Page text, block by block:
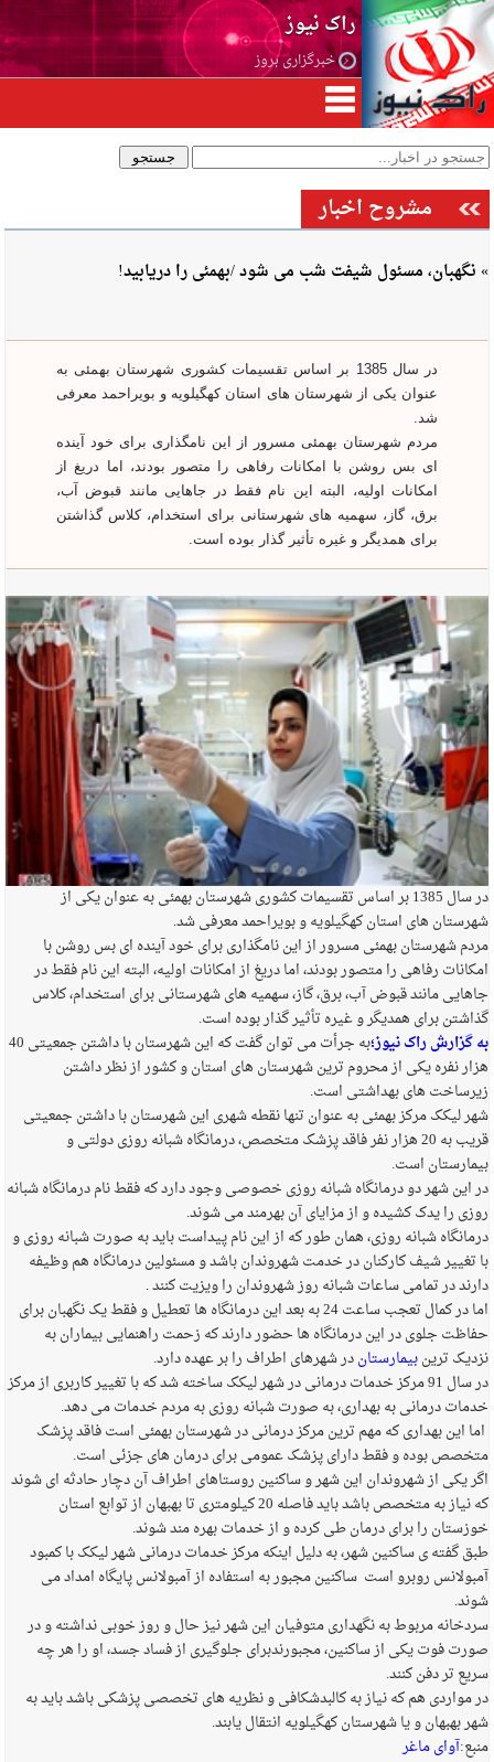
راک نیوز
خبرگزاری بروز
مشروح اخبار
» نگهبان، مسئول شیفت شب می شود /بهمئی را دریابید!
در سال 1385 بر اساس تقسیمات کشوری شهرستان بهمئی به
عنوان یکی از شهرستان های استان کهگیلویه و بویراحمد معرفی
شد.
مردم شهرستان بهمئی مسرور از این نامگذاری برای خود آینده
ای بس روشن با امکانات رفاهی را متصور بودند، اما دریغ از
امکانات اولیه، البته این نام فقط در جاهایی مانند قبوض آب،
برق، گاز، سهمیه های شهرستانی برای استخدام، کلاس گذاشتن
برای همدیگر و غیره تأثیر گذار بوده است.
در سال 1385 بر اساس تقسیمات کشوری شهرستان بهمئی به عنوان یکی از
شهرستان های استان کهگیلویه و بویراحمد معرفی شد.
مردم شهرستان بهمئی مسرور از این نامگذاری برای خود آینده ای بس روشن با
امکانات رفاهی را متصور بودند، اما دریغ از امکانات اولیه، البته این نام فقط در
جاهایی مانند قبوض آب، برق، گاز، سهمیه های شهرستانی برای استخدام، کلاس
گذاشتن برای همدیگر و غیره تأثیر گذار بوده است.
به گزارش راک نیوز؛
به جرأت می توان گفت که این شهرستان با داشتن جمعیتی 40
هزار نفره یکی از محروم ترین شهرستان های استان و کشور از نظر داشتن
زیرساخت های بهداشتی است.
شهر لیکک مرکز بهمئی به عنوان تنها نقطه شهری این شهرستان با داشتن جمعیتی
قریب به 20 هزار نفر فاقد پزشک متخصص، درمانگاه شبانه روزی دولتی و
بیمارستان است.
در این شهر دو درمانگاه شبانه روزی خصوصی وجود دارد که فقط نام درمانگاه شبانه
روزی را یدک کشیده و از مزایای آن بهرمند می شوند.
درمانگاه شبانه روزی، همان طور که از این نام پیداست باید به صورت شبانه روزی و
با تغییر شیف کارکنان در خدمت شهروندان باشد ومسئولین درمانگاه هم وظیفه
دارند در تمامی ساعات شبانه روز شهروندان را ویزیت کنند.
اما در کمال تعجب ساعت 24 به بعد این درمانگاه ها تعطیل و فقط یک نگهبان برای
حفاظت جلوی در این درمانگاه ها حضور دارند که زحمت راهنمایی بیماران به
نزدیک ترینبیمارستاندر شهرهای اطراف را بر عهده دارد.
در سال 91 مرکز خدمات درمانی در شهر لیکک ساخته شد که با تغییر کاربری از مرکز
خدمات درمانی به بهداری، به صورت شبانه روزی به مردم خدمات می دهد.
اما این بهداری که مهم ترین مرکز درمانی در شهرستان بهمئی است فاقد پزشک
متخصص بوده و فقط دارای پزشک عمومی برای درمان های جزئی است.
اگر یکی از شهروندان این شهر و ساکنین روستاهای اطراف آن دچار حادثه ای شوند
که نیاز به متخصص باشد باید فاصله 20 کیلومتری تا بهبهان از توابع استان
خوزستان را برای درمان طی کرده و از خدمات بهره مند شوند.
طبق گفته ی ساکنین شهر، به دلیل اینکه مرکز خدمات درمانی شهر لیکک با کمبود
آمبولانس روبرو است ساکنین مجبور به استفاده از آمبولانس پایگاه امداد می
شوند.
سردخانه مربوط به نگهداری متوفیان این شهر نیز حال و روز خوبی نداشته و در
صورت فوت یکی از ساکنین، مجبورندبرای جلوگیری از فساد جسد، او را هر چه
سریع تر دفن کنند.
در مواردی هم که نیاز به کالبدشکافی و نظریه های تخصصی پزشکی باشد باید به
شهر بهبهان و یا شهرستان کهگیلویه انتقال یابند.
منبع:آوای ماغر